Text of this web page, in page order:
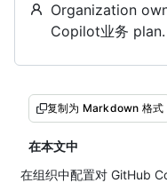
Organization
Copilot业务 plan.
复制为 Markdown 格式
在本文中
在组织中配置对 GitHub